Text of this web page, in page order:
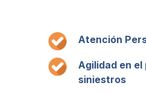
Atención
Agilidad en el
siniestros